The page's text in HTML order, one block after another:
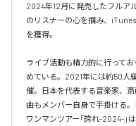
2024年12月に発売したフルア
のリスナーの心を掴み、iTunes
を獲得。
ライブ活動も精力的に行って
めている。2021年には約50人
催。日本を代表する音楽家、
曲もメンバー自身で手掛ける
ワンマンツアー「誇れ-2024-」